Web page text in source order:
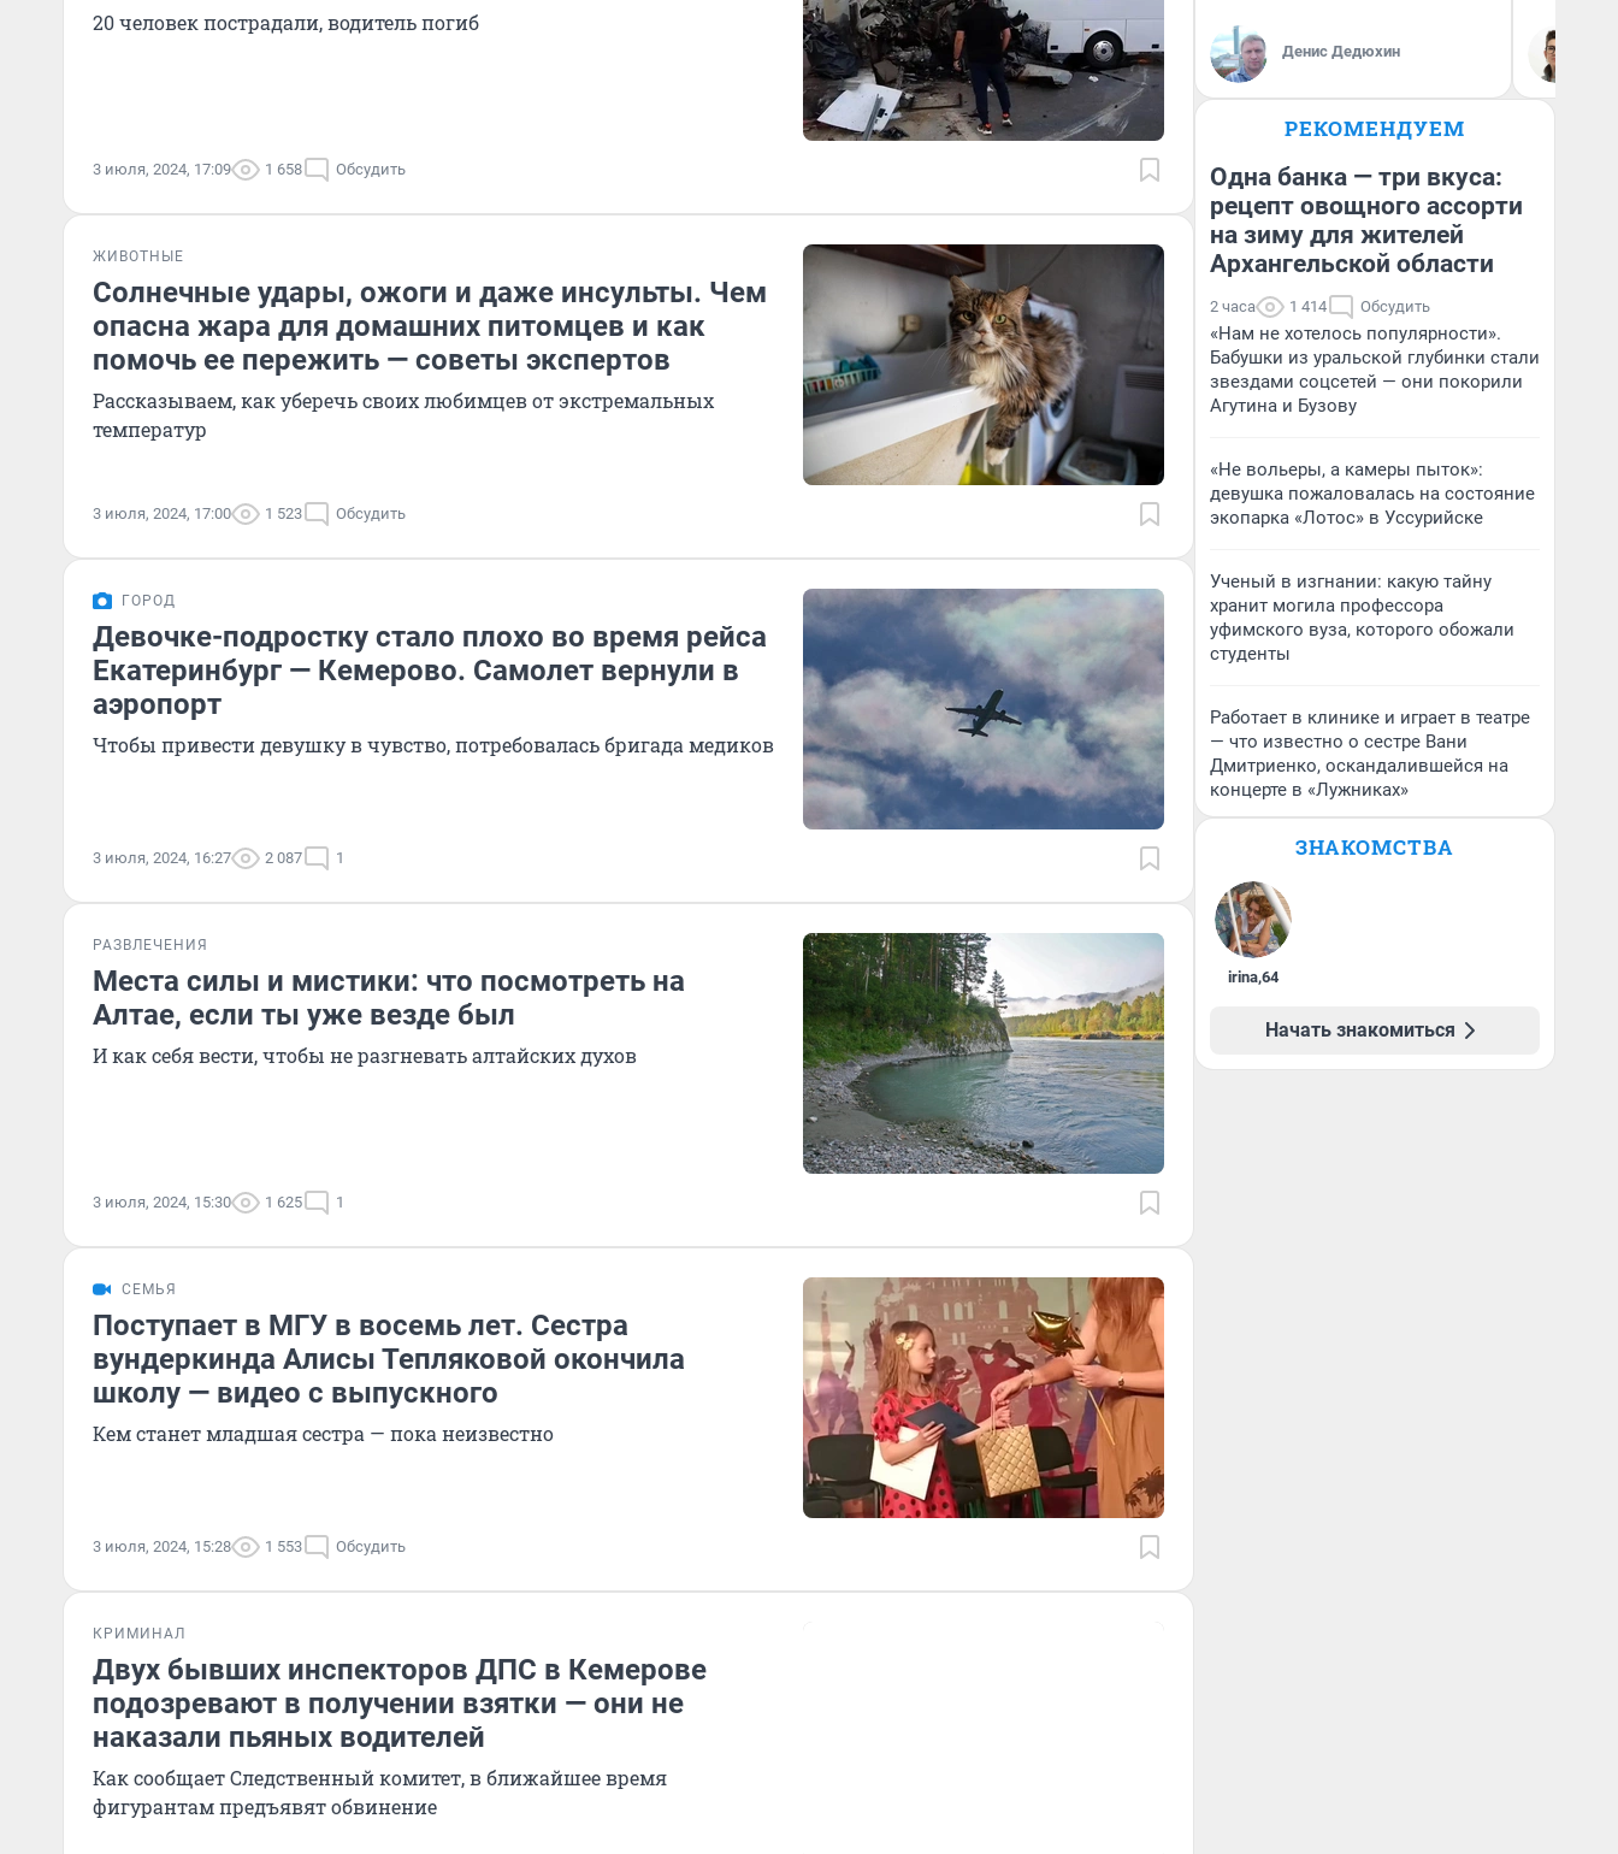
20 человек пострадали, водитель погиб
3 июля, 2024, 17:09 1 658 Обсудить
ЖИВОТНЫЕ
Солнечные удары, ожоги и даже инсульты. Чем
опасна жара для домашних питомцев и как
помочь ее пережить — советы экспертов
Рассказываем, как уберечь своих любимцев от экстремальных
температур
3 июля, 2024, 17:00 1 523 Обсудить
ГОРОД
Девочке-подростку стало плохо во время рейса
Екатеринбург — Кемерово. Самолет вернули в
аэропорт
Чтобы привести девушку в чувство, потребовалась бригада медиков
3 июля, 2024, 16:27 2 087 1
РАЗВЛЕЧЕНИЯ
Места силы и мистики: что посмотреть на
Алтае, если ты уже везде был
И как себя вести, чтобы не разгневать алтайских духов
3 июля, 2024, 15:30 1 625 1
СЕМЬЯ
Поступает в МГУ в восемь лет. Сестра
вундеркинда Алисы Тепляковой окончила
школу — видео с выпускного
Кем станет младшая сестра — пока неизвестно
3 июля, 2024, 15:28 1 553 Обсудить
КРИМИНАЛ
Двух бывших инспекторов ДПС в Кемерове
подозревают в получении взятки — они не
наказали пьяных водителей
Как сообщает Следственный комитет, в ближайшее время
фигурантам предъявят обвинение
Денис Дедюхин
РЕКОМЕНДУЕМ
Одна банка — три вкуса:
рецепт овощного ассорти
на зиму для жителей
Архангельской области
2 часа 1 414 Обсудить
«Нам не хотелось популярности».
Бабушки из уральской глубинки стали
звездами соцсетей — они покорили
Агутина и Бузову
«Не вольеры, а камеры пыток»:
девушка пожаловалась на состояние
экопарка «Лотос» в Уссурийске
Ученый в изгнании: какую тайну
хранит могила профессора
уфимского вуза, которого обожали
студенты
Работает в клинике и играет в театре
— что известно о сестре Вани
Дмитриенко, оскандалившейся на
концерте в «Лужниках»
ЗНАКОМСТВА
irina,64
Начать знакомиться